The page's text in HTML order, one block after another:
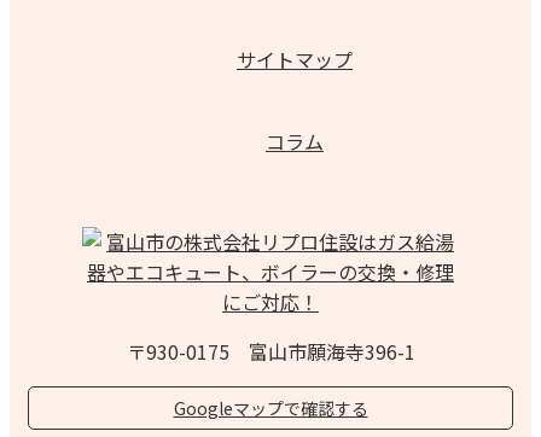
サイトマップ
コラム
〒930-0175 富山市願海寺396-1
Googleマップで確認する